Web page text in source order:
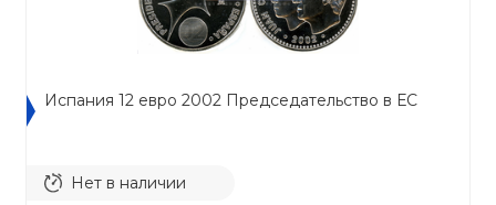
Испания 12 евро 2002 Председательство в ЕС
Нет в наличии